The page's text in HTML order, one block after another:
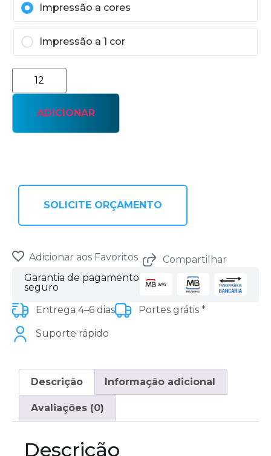
Impressão a cores
Impressão a 1 cor
ADICIONAR
SOLICITE ORÇAMENTO
Adicionar aos Favoritos
Compartilhar
Garantia de pagamento
seguro
Entrega 4–6 dias
Portes grátis *
Suporte rápido
Descrição Informação adicional
Avaliações (0)
Descrição